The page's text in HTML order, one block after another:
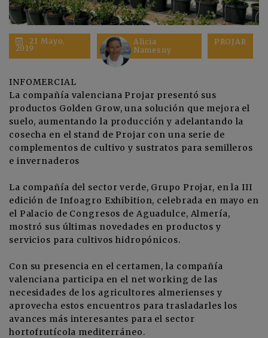
21 Mayo,
2019
Alicia
Namesny
PROJAR
INFOMERCIAL
La compañía valenciana Projar presentó sus
productos Golden Grow, una solución que mejora el
suelo, aumentando la producción y adelantando la
cosecha en el stand de Projar con una serie de
complementos de cultivo y sustratos para semilleros
e invernaderos
La compañía del sector verde, Grupo Projar, en la III
edición de Infoagro Exhibition, celebrada en mayo en
el Palacio de Congresos de Aguadulce, Almería,
mostró sus últimas novedades en productos y
servicios para cultivos hidropónicos.
Con su presencia en el certamen, la compañía
valenciana participa en el net working de las
necesidades de los agricultores almerienses y
aprovecha estos encuentros para trasladarles los
avances más interesantes para el sector
hortofrutícola mediterráneo.